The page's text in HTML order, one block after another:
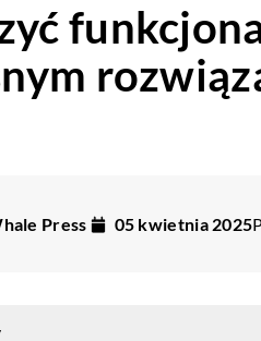
Press 05 kwietnia 2025